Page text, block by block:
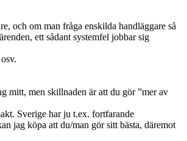
och om man fråga enskilda handläggare så
ett sådant systemfel jobbar sig
mitt, men skillnaden är att du gör ”mer av
Sverige har ju t.ex. fortfarande
jag köpa att du/man gör sitt bästa, däremot